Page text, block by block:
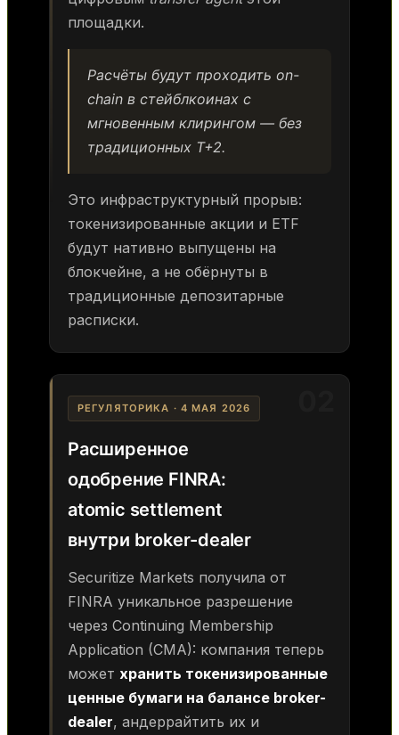
площадки.
Расчёты будут проходить on-
chain в стейблкоинах с
мгновенным клирингом — без
традиционных T+2.
Это инфраструктурный прорыв:
токенизированные акции и ETF
будут нативно выпущены на
блокчейне, а не обёрнуты в
традиционные депозитарные
расписки.
РЕГУЛЯТОРИКА · 4 МАЯ 2026
Расширенное
одобрение FINRA:
atomic settlement
внутри broker-dealer
Securitize Markets получила от
FINRA уникальное разрешение
через Continuing Membership
Application (CMA): компания теперь
может хранить токенизированные
ценные бумаги на балансе broker-
dealer, андеррайтить их и